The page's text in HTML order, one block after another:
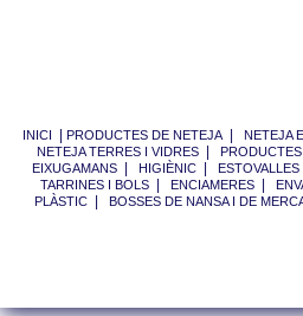
INICI PRODUCTES DE NETEJA| NETEJA
NETEJA TERRES I VIDRES
EIXUGAMANS
HIGIÈNIC
TARRINES I BOLS| ENCIAMERES|
PLÀSTIC|
BOSSES DE NANSA I DE